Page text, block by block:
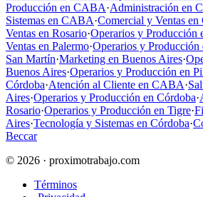
Producción en CABA·Administración en
Sistemas en CABA·Comercial y Ventas en
Ventas en Rosario·Operarios y Producción
Ventas en Palermo·Operarios y Producción
San Martín·Marketing en Buenos Aires·
Buenos Aires·Operarios y Producción en
Córdoba·Atención al Cliente en CABA·
Aires·Operarios y Producción en Córdoba·
Rosario·Operarios y Producción en Tigre·
Aires·Tecnología y Sistemas en Córdoba·
Beccar
© 2026 · proximotrabajo.com
Términos